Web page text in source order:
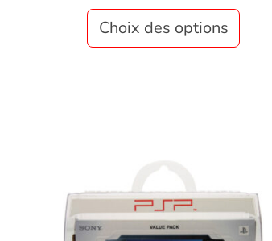
Choix des options